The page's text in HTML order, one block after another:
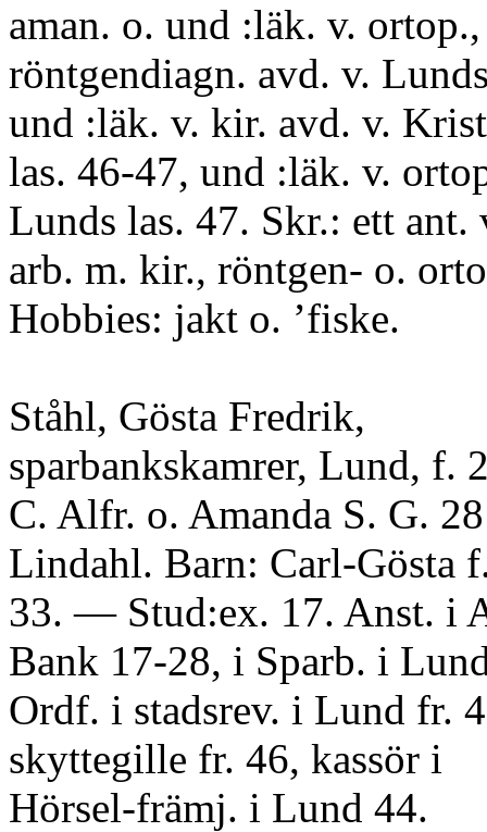
aman. o. und :läk. v.
röntgendiagn. avd. v.
und :läk. v. kir. avd. v.
las. 46-47, und :läk. v.
Lunds las. 47. Skr.: ett ant.
arb. m. kir., röntgen- o.
Hobbies: jakt o. ’fiske.
Ståhl, Gösta Fredrik,
sparbankskamrer, Lund,
C. Alfr. o. Amanda S. G.
Lindahl. Barn: Carl-Gösta
33. — Stud:ex. 17. Anst. i
Bank 17-28, i Sparb. i
Ordf. i stadsrev. i Lund fr.
skyttegille fr. 46, kassör i
Hörsel-främj. i Lund 44.